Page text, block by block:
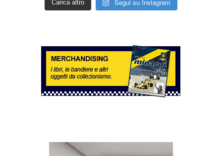
Carica altro Segui su Instagram